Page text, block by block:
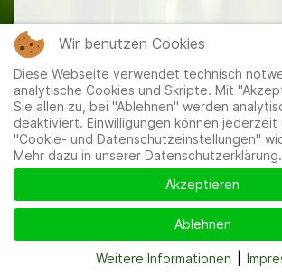
Mitglieder|Impressum|
und Datenschutzeinstellungen
Wir benutzen Cookies
Diese Webseite verwendet technisch
analytische Cookies und Skripte. Mit
Sie allen zu, bei "Ablehnen" werden
deaktiviert. Einwilligungen können
"Cookie- und Datenschutzeinstellungen"
Mehr dazu in unserer Datenschutzerklärung.
Akzeptieren
Ablehnen
Weitere Informationen